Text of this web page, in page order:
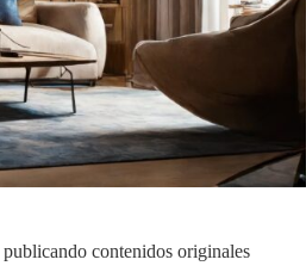
publicando contenidos originales